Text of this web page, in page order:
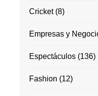
Cricket(8)
Empresas y
Espectáculos (136)
Fashion (12)